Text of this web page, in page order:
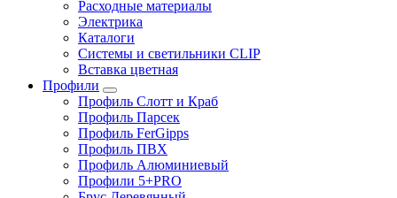
Расходные материалы
Электрика
Каталоги
Системы и светильники CLIP
Вставка цветная
Профили
Профиль Слотт и Краб
Профиль Парсек
Профиль FerGipps
Профиль ПВХ
Профиль Алюминиевый
Профили 5+PRO